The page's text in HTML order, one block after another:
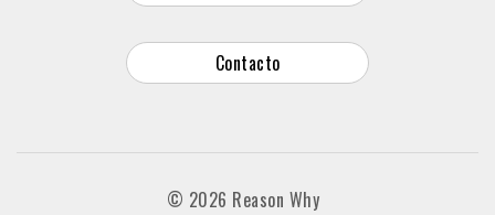
Contacto
© 2026 Reason Why